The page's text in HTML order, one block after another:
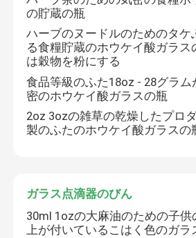
プリロールコーン
の貯蔵の瓶
ハーブのヌードルのためのタケ
る食糧貯蔵のホウケイ酸ガラス
は穀物を粉にする
食品等級のふた18oz - 28グラ
密のホウケイ酸ガラスの瓶
2oz 3ozの雑草の乾燥したプロ
製のふたのホウケイ酸ガラスの
ガラス点滴器のびん
30ml 1ozの大麻油のための子供
上が付いているこはく色のガラ